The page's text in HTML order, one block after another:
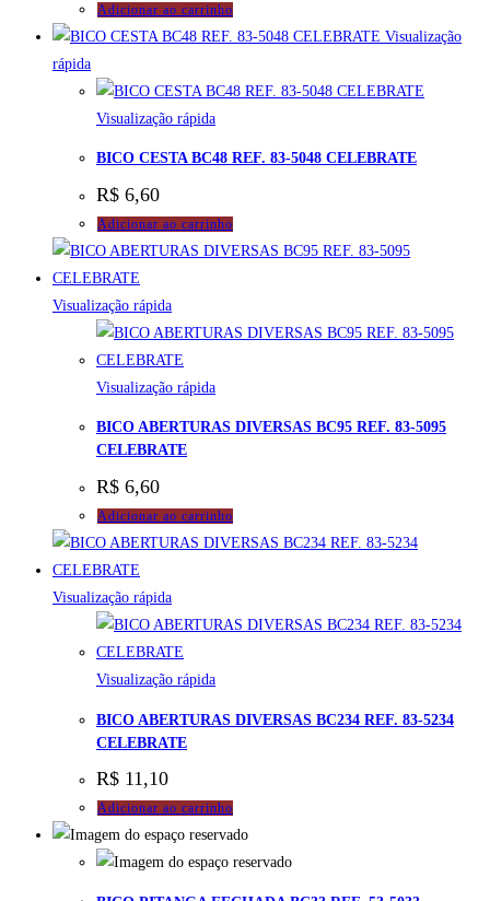
Adicionar ao carrinho
Visualização
rápida
Visualização rápida
BICO CESTA BC48 REF. 83-5048 CELEBRATE
R$ 6,60
Adicionar ao carrinho
Visualização rápida
Visualização rápida
BICO ABERTURAS DIVERSAS BC95 REF. 83-5095
CELEBRATE
R$ 6,60
Adicionar ao carrinho
Visualização rápida
Visualização rápida
BICO ABERTURAS DIVERSAS BC234 REF. 83-5234
CELEBRATE
R$ 11,10
Adicionar ao carrinho